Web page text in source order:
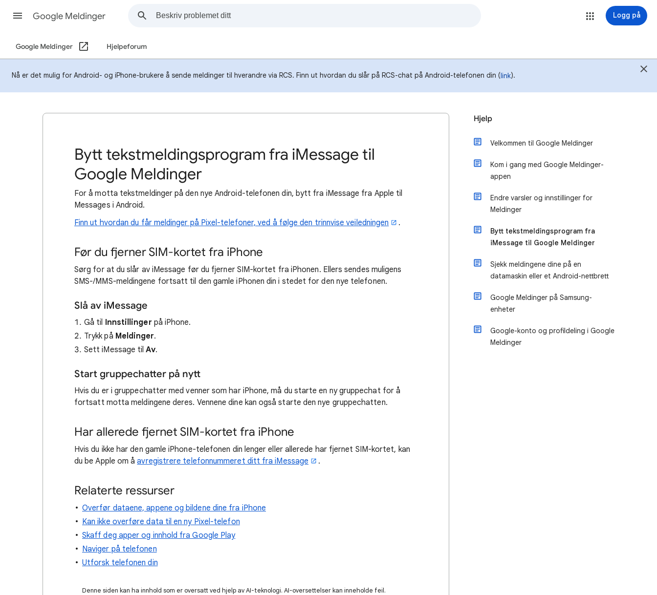
Google Meldinger Logg på
Google Meldinger Hjelpeforum
Nå er det mulig for Android- og iPhone-brukere å sende meldinger til hverandre via RCS. Finn ut hvordan du slår på RCS-chat på Android-telefonen din (link).
Bytt tekstmeldingsprogram fra iMessage til
Google Meldinger
For å motta tekstmeldinger på den nye Android-telefonen din, bytt fra iMessage fra Apple til
Messages i Android.
Finn ut hvordan du får meldinger på Pixel-telefoner, ved å følge den trinnvise veiledningen
.
Før du fjerner SIM-kortet fra iPhone
Sørg for at du slår av iMessage før du fjerner SIM-kortet fra iPhonen. Ellers sendes muligens
SMS-/MMS-meldingene fortsatt til den gamle iPhonen din i stedet for den nye telefonen.
Slå av iMessage
Gå til Innstillinger på iPhone.
Trykk på Meldinger.
Sett iMessage tilAv.
Start gruppechatter på nytt
Hvis du er i gruppechatter med venner som har iPhone, må du starte en ny gruppechat for å
fortsatt motta meldingene deres. Vennene dine kan også starte den nye gruppechatten.
Har allerede fjernet SIM-kortet fra iPhone
Hvis du ikke har den gamle iPhone-telefonen din lenger eller allerede har fjernet SIM-kortet, kan
du be Apple om åavregistrere telefonnummeret ditt fra iMessage .
Relaterte ressurser
Overfør dataene, appene og bildene dine fra iPhone
Kan ikke overføre data til en ny Pixel-telefon
Skaff deg apper og innhold fra Google Play
Naviger på telefonen
Utforsk telefonen din
Denne siden kan ha innhold som er oversatt ved hjelp av AI-teknologi. AI-oversettelser kan inneholde feil.
Hjelp
Velkommen til Google Meldinger
Kom i gang med Google Meldinger-
appen
Endre varsler og innstillinger for
Meldinger
Bytt tekstmeldingsprogram fra
iMessage til Google Meldinger
Sjekk meldingene dine på en
datamaskin eller et Android-nettbrett
Google Meldinger på Samsung-
enheter
Google-konto og profildeling i Google
Meldinger